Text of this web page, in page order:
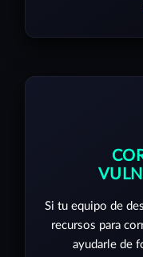
Si tu equipo de
recursos para
ayudarle de